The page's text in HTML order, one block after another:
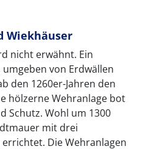
Wiekhäuser
nicht erwähnt. Ein
von Erdwällen
den 1260er-Jahren den
hölzerne Wehranlage bot
Schutz. Wohl um 1300
mit drei
Die Wehranlagen